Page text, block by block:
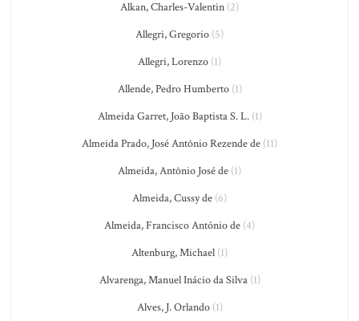
Alkan, Charles-Valentin (2)
Allegri, Gregorio (5)
Allegri, Lorenzo (1)
Allende, Pedro Humberto(1)
Almeida Garret, João Baptista S. L.(1)
Almeida Prado, José Antônio Rezende de (11)
Almeida, Antônio José de (1)
Almeida, Cussy de (6)
Almeida, Francisco António de (4)
Altenburg, Michael (1)
Alvarenga, Manuel Inácio da Silva(1)
Alves, J. Orlando(1)